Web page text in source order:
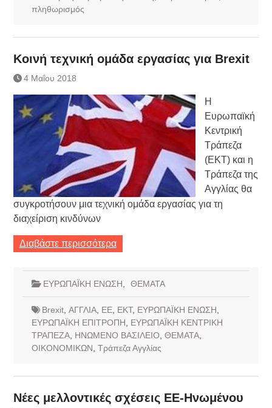
πληθωρισμός
Κοινή τεχνική ομάδα εργασίας για Brexit
4 Μαΐου 2018
Η
Ευρωπαϊκή
Κεντρική
Τράπεζα
(ΕΚΤ) και η
Τράπεζα της
Αγγλίας θα
συγκροτήσουν μια τεχνική ομάδα εργασίας για τη
διαχείριση κινδύνων
Διαβάστε περισσότερα
ΕΥΡΩΠΑΪΚΗ ΕΝΩΣΗ ΘΕΜΑΤΑ
Brexit, ΑΓΓΛΙΑ, ΕΕ, ΕΚΤ, ΕΥΡΩΠΑΪΚΗ ΕΝΩΣΗ
ΕΥΡΩΠΑΪΚΗ ΕΠΙΤΡΟΠΗ
ΕΥΡΩΠΑΪΚΗ ΚΕΝΤΡΙΚΗ
ΤΡΑΠΕΖΑ, ΗΝΩΜΕΝΟ ΒΑΣΙΛΕΙΟ ΘΕΜΑΤΑ,
ΟΙΚΟΝΟΜΙΚΩΝ Τράπεζα Αγγλίας
Νέες μελλοντικές σχέσεις ΕΕ-Ηνωμένου